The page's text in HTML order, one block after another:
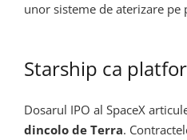
unor sisteme de aterizare
Starship ca
Dosarul IPO al SpaceX
dincolo de Terra.